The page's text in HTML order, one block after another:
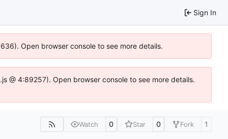
Sign In
Open browser console to see more details.
@ 4:89257). Open browser console to see more details.
Watch 0 Star 0 Fork 1